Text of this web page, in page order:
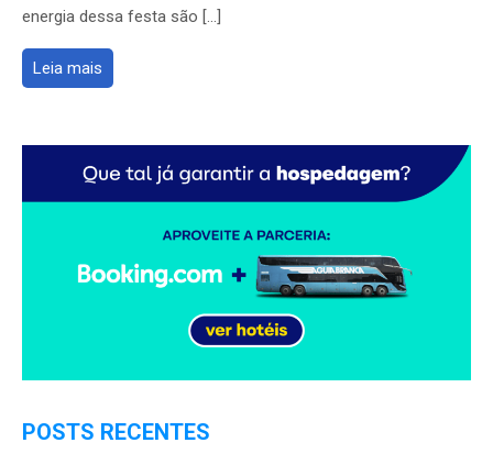
energia dessa festa são […]
Leia mais
POSTS RECENTES